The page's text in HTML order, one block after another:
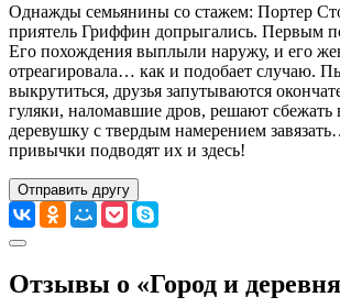
Однажды семьянины со стажем: Портер
приятель Гриффин допрыгались. Первым
Его похождения выплыли наружу, и его
отреагировала… как и подобает случаю.
выкрутиться, друзья запутываются
гуляки, наломавшие дров, решают сбежать
деревушку с твердым намерением
привычки подводят их и здесь!
Отправить другу
Отзывы о «Город и